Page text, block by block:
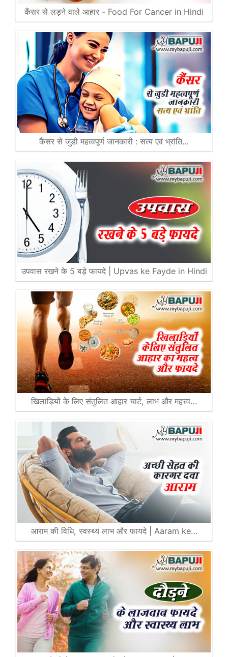
कैंसर से लड़ने वाले आहार - Food For Cancer in Hindi
कैंसर से जुडी महत्वपूर्ण जानकारी : सत्य एवं भ्रांति…
उपवास रखने के 5 बड़े फायदे | Upvas ke Fayde in Hindi
खिलाड़ियों के लिए संतुलित आहार चार्ट, लाभ और महत्त्व…
आराम की विधि, स्वस्थ्य लाभ और फायदे | Aaram ke…